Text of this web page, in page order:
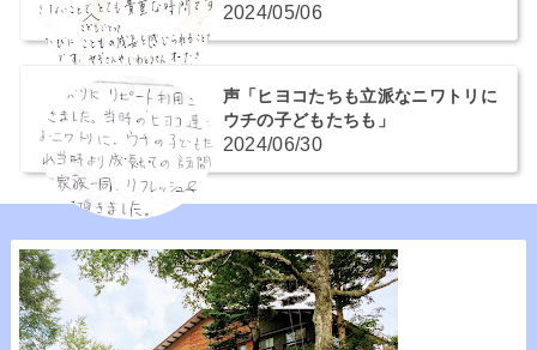
2024/05/06
声「ヒヨコたちも立派なニワトリに
ウチの子どもたちも」
2024/06/30